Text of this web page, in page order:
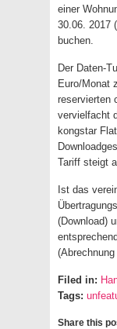
einer
30.06. 2017
buchen.
Der Daten-
Euro/Monat
reservierten
vervielfacht
kongstar
Tariff steigt
Ist das
(Download)
Filed in:
Tags:
Share this